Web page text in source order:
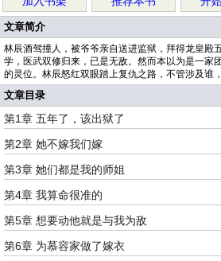
文章简介
林辰酒驾撞人，被爷爷亲自送进监狱，拜得龙皇殿
学，医武双修归来，已是无敌。然而本以为是一家
的灵位。林辰怒红双眼踏上复仇之路，不管涉及谁
文章目录
第1章 五年了，该出狱了
第2章 她不嫁我们嫁
第3章 她们都是我的师姐
第4章 我算命很准的
第5章 想要动他就是与我为敌
第6章 为慕容家做了嫁衣